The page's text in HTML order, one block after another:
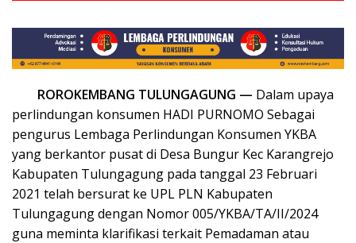
ROROKEMBANG TULUNGAGUNG — Dalam upaya
perlindungan konsumen HADI PURNOMO Sebagai
pengurus Lembaga Perlindungan Konsumen YKBA
yang berkantor pusat di Desa Bungur Kec Karangrejo
Kabupaten Tulungagung pada tanggal 23 Februari
2021 telah bersurat ke UPL PLN Kabupaten
Tulungagung dengan Nomor 005/YKBA/TA/II/2024
guna meminta klarifikasi terkait Pemadaman atau